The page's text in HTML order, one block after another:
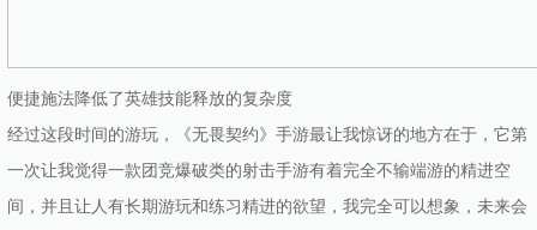
便捷施法降低了英雄技能释放的复杂度
经过这段时间的游玩，《无畏契约》手游最让我惊讶的地方在于，它第
一次让我觉得一款团竞爆破类的射击手游有着完全不输端游的精进空
间，并且让人有长期游玩和练习精进的欲望，我完全可以想象，未来会